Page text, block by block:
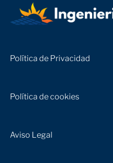
Política de Privacidad
Política de cookies
Aviso Legal